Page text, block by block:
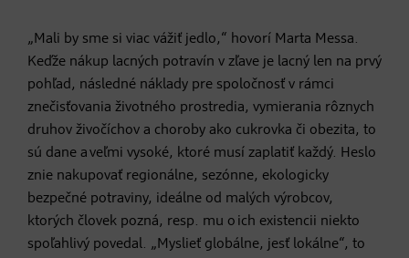
„Mali by sme si viac vážiť jedlo,“ hovorí Marta Messa.
Keďže nákup lacných potravín v zľave je lacný len na prvý
pohľad, následné náklady pre spoločnosť v rámci
znečisťovania životného prostredia, vymierania rôznych
druhov živočíchov a choroby ako cukrovka či obezita, to
sú dane a veľmi vysoké, ktoré musí zaplatiť každý. Heslo
znie nakupovať regionálne, sezónne, ekologicky
bezpečné potraviny, ideálne od malých výrobcov,
ktorých človek pozná, resp. mu o ich existencii niekto
spoľahlivý povedal. „Myslieť globálne, jesť lokálne“, to